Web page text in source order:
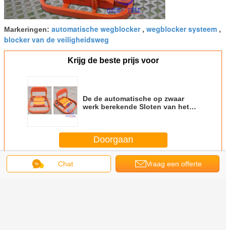
Markeringen: automatische wegblocker, wegblocker systeem ,
blocker van de veiligheidsweg
Krijg de beste prijs voor
De de automatische op zwaar
werk berekende Sloten van het
Doorgaan
Meer Het Slot van het autoparkeren
Chat Vraag een offerte